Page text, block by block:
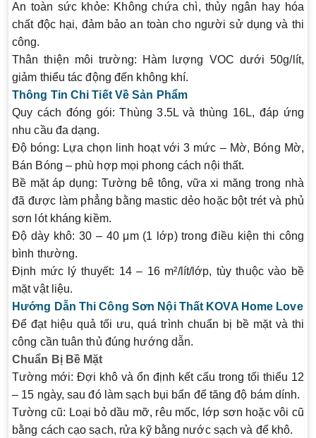
An toàn sức khỏe: Không chứa chì, thủy ngân hay hóa
chất độc hại, đảm bảo an toàn cho người sử dụng và thi
công.
Thân thiện môi trường: Hàm lượng VOC dưới 50g/lít,
giảm thiểu tác động đến không khí.
Thông Tin Chi Tiết Về Sản Phẩm
Quy cách đóng gói: Thùng 3.5L và thùng 16L, đáp ứng
nhu cầu đa dạng.
Độ bóng: Lựa chọn linh hoạt với 3 mức – Mờ, Bóng Mờ,
Bán Bóng – phù hợp mọi phong cách nội thất.
Bề mặt áp dụng: Tường bê tông, vữa xi măng trong nhà
đã được làm phẳng bằng mastic dẻo hoặc bột trét và phủ
sơn lót kháng kiềm.
Độ dày khô: 30 – 40 μm (1 lớp) trong điều kiện thi công
bình thường.
Định mức lý thuyết: 14 – 16 m²/lít/lớp, tùy thuộc vào bề
mặt vật liệu.
Hướng Dẫn Thi Công Sơn Nội Thất KOVA Home Love
Để đạt hiệu quả tối ưu, quá trình chuẩn bị bề mặt và thi
công cần tuân thủ đúng hướng dẫn.
Chuẩn Bị Bề Mặt
Tường mới: Đợi khô và ổn định kết cấu trong tối thiểu 12
– 15 ngày, sau đó làm sạch bụi bẩn để tăng độ bám dính.
Tường cũ: Loại bỏ dầu mỡ, rêu mốc, lớp sơn hoặc vôi cũ
bằng cách cạo sạch, rửa kỹ bằng nước sạch và để khô.